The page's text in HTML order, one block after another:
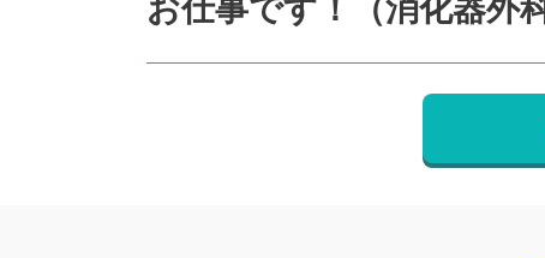
お仕事です！（消化器外